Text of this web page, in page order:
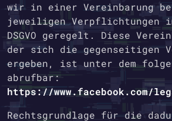
wir in einer Vereinbarung
jeweiligen Verpflichtungen
DSGVO geregelt. Diese
der sich die gegenseitigen
ergeben, ist unter dem
abrufbar:
https://www.facebook.com/
Rechtsgrundlage für die